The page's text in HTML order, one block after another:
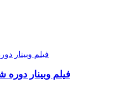
فیلم وبینار دوره